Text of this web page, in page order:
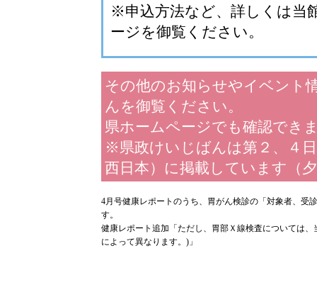
※申込方法など、詳しくは当
ージを御覧ください。
その他のお知らせやイベント
んを御覧ください。
県ホームページでも確認でき
※県政けいじばんは第２、４
西日本）に掲載しています（
4月号健康レポートのうち、胃がん検診の「対象者、受
す。
健康レポート追加「ただし、胃部Ｘ線検査については
によって異なります。)」